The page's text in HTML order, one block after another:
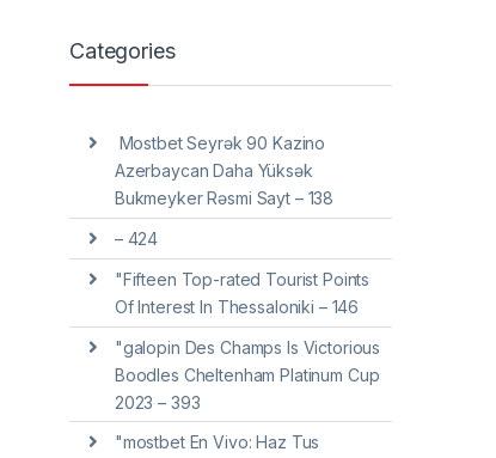
Categories
️ Mostbet Seyrək 90 Kazino
Azerbaycan Daha Yüksək
Bukmeyker Rəsmi Sayt – 138
– 424
"Fifteen Top-rated Tourist Points
Of Interest In Thessaloniki – 146
"galopin Des Champs Is Victorious
Boodles Cheltenham Platinum Cup
2023 – 393
"mostbet En Vivo: Haz Tus